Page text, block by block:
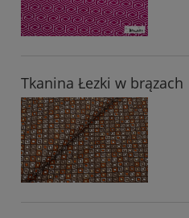
Tkanina Łezki w brązach